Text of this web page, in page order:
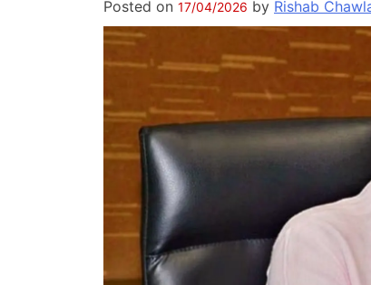
Posted on 17/04/2026 by Rishab